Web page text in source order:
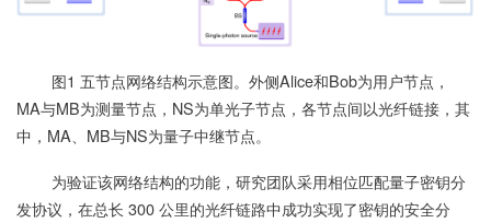
图1 五节点网络结构示意图。外侧Alice和Bob为用户节点，
MA与MB为测量节点，NS为单光子节点，各节点间以光纤链接，其
中，MA、MB与NS为量子中继节点。
为验证该网络结构的功能，研究团队采用相位匹配量子密钥分
发协议，在总长 300 公里的光纤链路中成功实现了密钥的安全分